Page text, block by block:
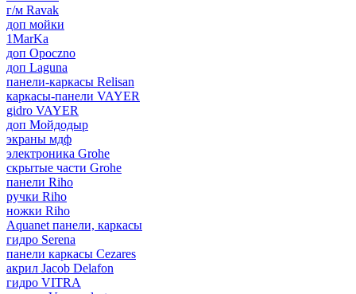
г/м Ravak
доп мойки
1MarKa
доп Opoczno
доп Laguna
панели-каркасы Relisan
каркасы-панели VAYER
gidro VAYER
доп Мойдодыр
экраны мдф
электроника Grohe
скрытые части Grohe
панели Riho
ручки Riho
ножки Riho
Aquanet панели, каркасы
гидро Serena
панели каркасы Cezares
акрил Jacob Delafon
гидро VITRA